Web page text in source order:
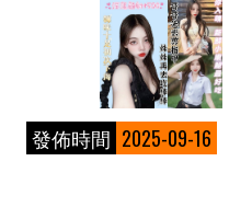
發佈時間 2025-09-16